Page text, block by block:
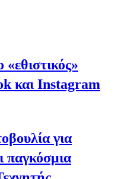
και Instagram
για
παγκόσμια